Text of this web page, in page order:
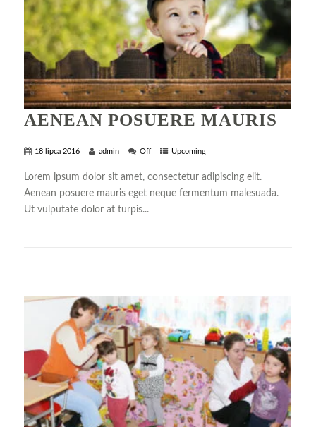
AENEAN POSUERE MAURIS
18 lipca 2016 admin Off Upcoming
Lorem ipsum dolor sit amet, consectetur adipiscing elit.
Aenean posuere mauris eget neque fermentum malesuada.
Ut vulputate dolor at turpis...